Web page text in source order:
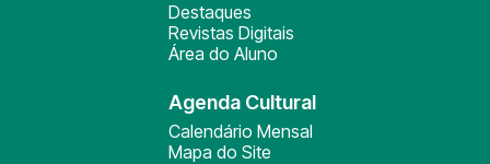
Destaques
Revistas Digitais
Área do Aluno
Agenda Cultural
Calendário Mensal
Mapa do Site